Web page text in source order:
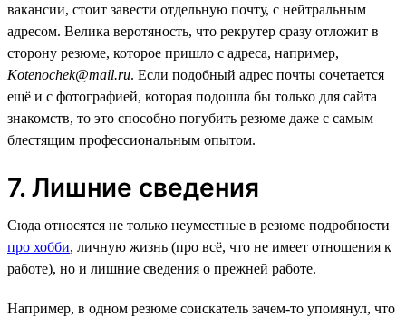
вакансии, стоит завести отдельную почту, с нейтральным
адресом. Велика веротяность, что рекрутер сразу отложит в
сторону резюме, которое пришло с адреса, например,
Kotenochek@mail.ru. Если подобный адрес почты сочетается
ещё и с фотографией, которая подошла бы только для сайта
знакомств, то это способно погубить резюме даже с самым
блестящим профессиональным опытом.
7. Лишние сведения
Сюда относятся не только неуместные в резюме подробности
про хобби, личную жизнь (про всё, что не имеет отношения к
работе), но и лишние сведения о прежней работе.
Например, в одном резюме соискатель зачем-то упомянул, что